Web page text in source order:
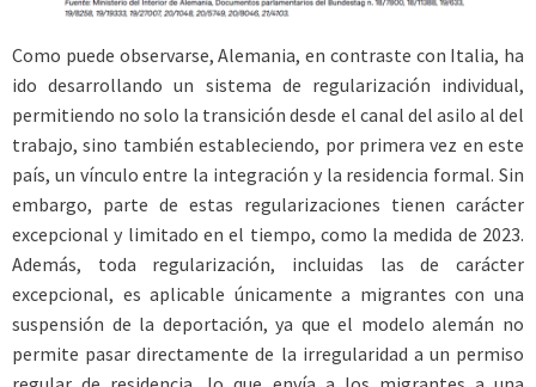
Como puede observarse, Alemania, en contraste con Italia, ha
ido desarrollando un sistema de regularización individual,
permitiendo no solo la transición desde el canal del asilo al del
trabajo, sino también estableciendo, por primera vez en este
país, un vínculo entre la integración y la residencia formal. Sin
embargo, parte de estas regularizaciones tienen carácter
excepcional y limitado en el tiempo, como la medida de 2023.
Además, toda regularización, incluidas las de carácter
excepcional, es aplicable únicamente a migrantes con una
suspensión de la deportación, ya que el modelo alemán no
permite pasar directamente de la irregularidad a un permiso